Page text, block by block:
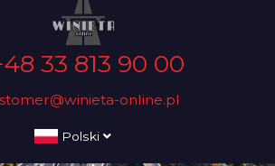
33 813 90 00
online.pl
Polski